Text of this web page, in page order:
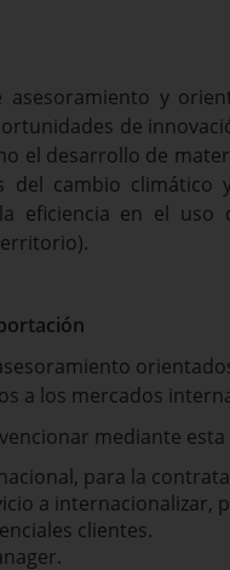
y
de
el desarrollo de
del cambio
eficiencia en el
a los mercados
mediante
para la
a internacionalizar,
clientes.